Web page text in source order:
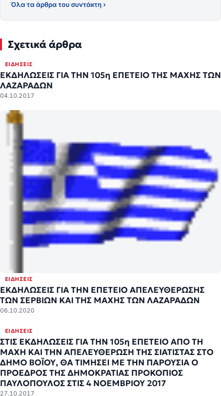
Όλα τα άρθρα του συντάκτη ›
Σχετικά άρθρα
ΕΙΔΉΣΕΙΣ
ΕΚΔΗΛΩΣΕΙΣ ΓΙΑ ΤΗΝ 105η ΕΠΕΤΕΙΟ ΤΗΣ ΜΑΧΗΣ ΤΩΝ
ΛΑΖΑΡΑΔΩΝ
04.10.2017
ΕΙΔΉΣΕΙΣ
ΕΚΔΗΛΩΣΕΙΣ ΓΙΑ ΤΗΝ ΕΠΕΤΕΙΟ ΑΠΕΛΕΥΘΕΡΩΣΗΣ
ΤΩΝ ΣΕΡΒΙΩΝ ΚΑΙ ΤΗΣ ΜΑΧΗΣ ΤΩΝ ΛΑΖΑΡΑΔΩΝ
06.10.2020
ΕΙΔΉΣΕΙΣ
ΣΤΙΣ ΕΚΔΗΛΩΣΕΙΣ ΓΙΑ ΤΗΝ 105η ΕΠΕΤΕΙΟ ΑΠΟ ΤΗ
ΜΑΧΗ ΚΑΙ ΤΗΝ ΑΠΕΛΕΥΘΕΡΩΣΗ ΤΗΣ ΣΙΑΤΙΣΤΑΣ ΣΤΟ
ΔΗΜΟ ΒΟΪΟΥ, ΘΑ ΤΙΜΗΣΕΙ ΜΕ ΤΗΝ ΠΑΡΟΥΣΙΑ Ο
ΠΡΟΕΔΡΟΣ ΤΗΣ ΔΗΜΟΚΡΑΤΙΑΣ ΠΡΟΚΟΠΙΟΣ
ΠΑΥΛΟΠΟΥΛΟΣ ΣΤΙΣ 4 ΝΟΕΜΒΡΙΟΥ 2017
27.10.2017